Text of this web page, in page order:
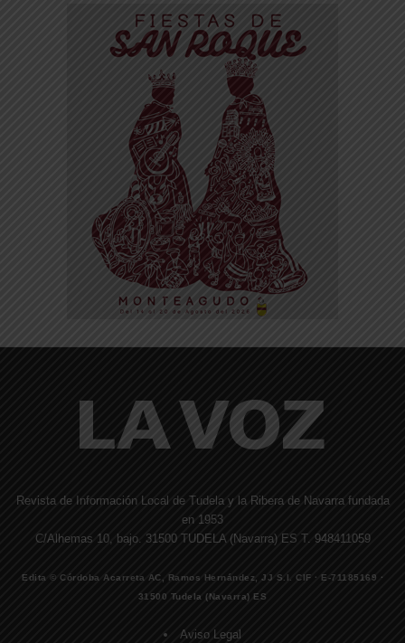
Revista de Información Local de Tudela y la Ribera de Navarra fundada
en 1953
C/Alhemas 10, bajo. 31500 TUDELA (Navarra) ES T. 948411059
Edita © Córdoba Acarreta AC, Ramos Hernández, JJ S.I. CIF · E-71185169 ·
31500 Tudela (Navarra) ES
Aviso Legal